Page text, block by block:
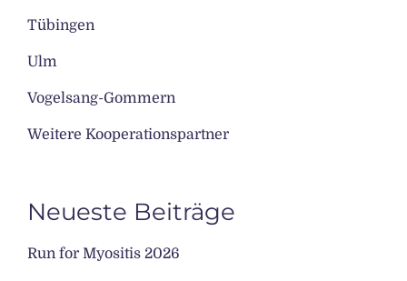
Tübingen
Ulm
Vogelsang-Gommern
Weitere Kooperationspartner
Neueste Beiträge
Run for Myositis 2026